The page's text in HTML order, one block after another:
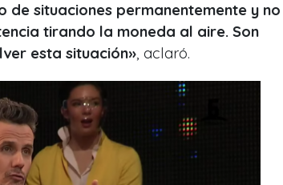
situaciones permanentemente y no
tirando la moneda al aire. Son
esta situación», aclaró.